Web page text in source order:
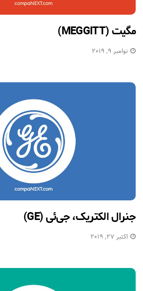
مگیت (MEGGITT)
نوامبر 9, 2019
جنرال الکتریک، جی‌ئی (GE)
اکتبر 27, 2019